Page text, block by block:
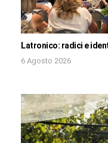
Latronico: radici e
6 Agosto 2026